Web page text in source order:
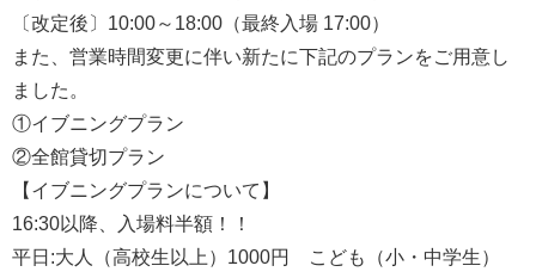
〔改定後〕10:00～18:00（最終入場 17:00）
また、営業時間変更に伴い新たに下記のプランをご用意し
ました。
①イブニングプラン
②全館貸切プラン
【イブニングプランについて】
16:30以降、入場料半額！！
平日:大人（高校生以上）1000円 こども（小・中学生）